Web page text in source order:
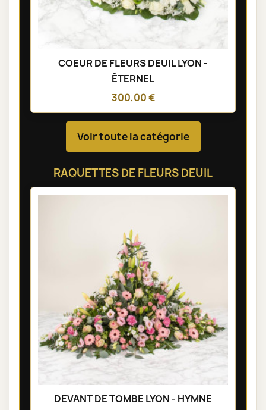
COEUR DE FLEURS DEUIL LYON -
ÉTERNEL
300,00 €
Voir toute la catégorie
RAQUETTES DE FLEURS DEUIL
DEVANT DE TOMBE LYON - HYMNE